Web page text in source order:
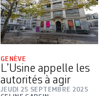
GENÈVE
L’Usine appelle les
autorités à agir
JEUDI 25 SEPTEMBRE 2025